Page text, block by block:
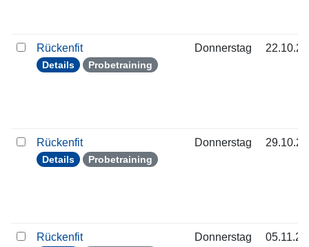
Rückenfit
Details Probetraining
Donnerstag
Rückenfit
Details Probetraining
Donnerstag
Rückenfit Donnerstag